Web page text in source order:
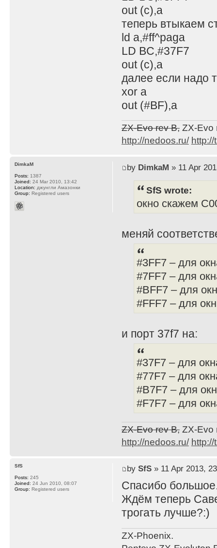
out (c),a
теперь втыкаем
ld a,#ff^paga
LD BC,#37F7
out (c),a
далее если надо
xor a
out (#BF),a
ZX-Evo rev B,ZX-Evo
http://nedoos.ru/
by DimkaM » 11 Apr
SfS wrote:
окно скажем
меняй
#3FF7 – для
#7FF7 – для
#BFF7 – для
#FFF7 – для
и порт 37f7 на:
#37F7 – для
#77F7 – для
#B7F7 – для
#F7F7 – для
ZX-Evo rev B,ZX-Evo
http://nedoos.ru/
DimkaM
Posts: 1387
Joined: 24 Mar 2010, 13:42
Location: джунгли Амазонки
Group: Registered users
by SfS» 11 Apr 2013,
Спасибо
Ждём теперь
трогать лучше?:)
ZX-Phoenix.
SfS
Posts: 245
Joined: 24 Jun 2010, 08:07
Group: Registered users